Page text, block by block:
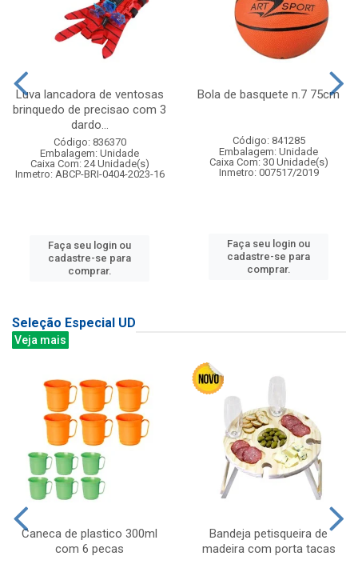
Luva lancadora de ventosas
brinquedo de precisao com 3
dardo...
Código: 836370
Embalagem: Unidade
Caixa Com: 24 Unidade(s)
Inmetro: ABCP-BRI-0404-2023-16
Faça seu login ou
cadastre-se para
comprar.
Bola de basquete n.7 75cm
Código: 841285
Embalagem: Unidade
Caixa Com: 30 Unidade(s)
Inmetro: 007517/2019
Faça seu login ou
cadastre-se para
comprar.
Seleção Especial UD
Veja mais
Caneca de plastico 300ml
com 6 pecas
Bandeja petisqueira de
madeira com porta tacas